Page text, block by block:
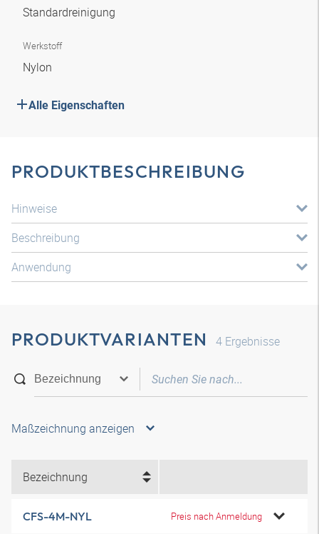
Standardreinigung
Werkstoff
Nylon
Alle Eigenschaften
PRODUKTBESCHREIBUNG
Hinweise
Beschreibung
Anwendung
PRODUKTVARIANTEN 4 Ergebnisse
Maßzeichnung anzeigen
Bezeichnung
CFS-4M-NYL Preis nach Anmeldung